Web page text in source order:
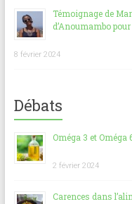
Témoignage de
d’Anoumambo
8 février 2024
Débats
Oméga 3 et Oméga
2 février 2024
Carences dans